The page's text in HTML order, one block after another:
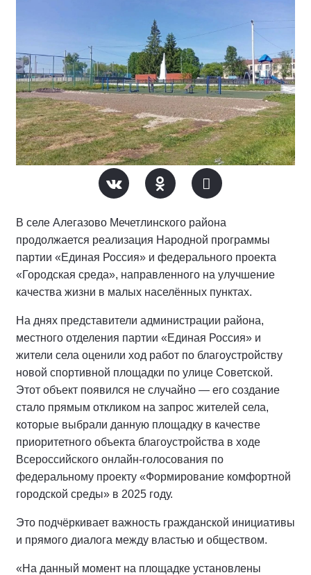
В селе Алегазово Мечетлинского района
продолжается реализация Народной программы
партии «Единая Россия» и федерального проекта
«Городская среда», направленного на улучшение
качества жизни в малых населённых пунктах.
На днях представители администрации района,
местного отделения партии «Единая Россия» и
жители села оценили ход работ по благоустройству
новой спортивной площадки по улице Советской.
Этот объект появился не случайно — его создание
стало прямым откликом на запрос жителей села,
которые выбрали данную площадку в качестве
приоритетного объекта благоустройства в ходе
Всероссийского онлайн-голосования по
федеральному проекту «Формирование комфортной
городской среды» в 2025 году.
Это подчёркивает важность гражданской инициативы
и прямого диалога между властью и обществом.
«На данный момент на площадке установлены